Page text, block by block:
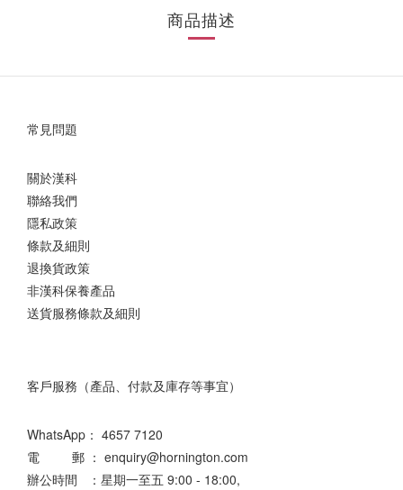
商品描述
常見問題
關於漢科
聯絡我們
隱私政策
條款及細則
退換貨政策
非漢科保養產品
送貨服務條款及細則
客戶服務（產品、付款及庫存等事宜）
WhatsApp： 4657 7120
電 郵 ： enquiry@hornington.com
辦公時間 ：星期一至五 9:00 - 18:00,